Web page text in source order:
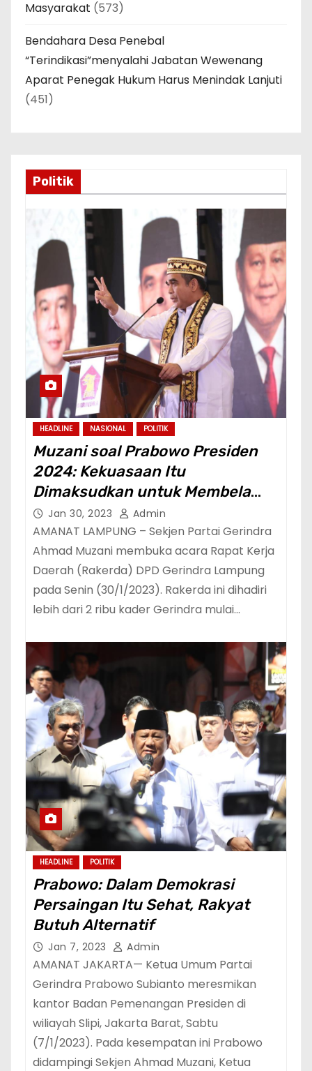
Masyarakat (573)
Bendahara Desa Penebal
“Terindikasi”menyalahi Jabatan Wewenang
Aparat Penegak Hukum Harus Menindak Lanjuti
(451)
Politik
HEADLINE NASIONAL POLITIK
Muzani soal Prabowo Presiden
2024: Kekuasaan Itu
Dimaksudkan untuk Membela
Rakyat Kecil dan Terpinggirkan
Jan 30, 2023 Admin
AMANAT LAMPUNG – Sekjen Partai Gerindra
Ahmad Muzani membuka acara Rapat Kerja
Daerah (Rakerda) DPD Gerindra Lampung
pada Senin (30/1/2023). Rakerda ini dihadiri
lebih dari 2 ribu kader Gerindra mulai…
HEADLINE POLITIK
Prabowo: Dalam Demokrasi
Persaingan Itu Sehat, Rakyat
Butuh Alternatif
Jan 7, 2023 Admin
AMANAT JAKARTA— Ketua Umum Partai
Gerindra Prabowo Subianto meresmikan
kantor Badan Pemenangan Presiden di
wiliayah Slipi, Jakarta Barat, Sabtu
(7/1/2023). Pada kesempatan ini Prabowo
didampingi Sekjen Ahmad Muzani, Ketua